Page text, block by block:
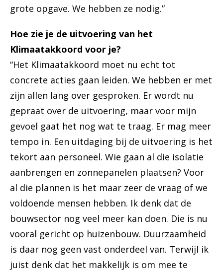
grote opgave. We hebben ze nodig.”
Hoe zie je de uitvoering van het
Klimaatakkoord voor je?
“Het Klimaatakkoord moet nu echt tot
concrete acties gaan leiden. We hebben er met
zijn allen lang over gesproken. Er wordt nu
gepraat over de uitvoering, maar voor mijn
gevoel gaat het nog wat te traag. Er mag meer
tempo in. Een uitdaging bij de uitvoering is het
tekort aan personeel. Wie gaan al die isolatie
aanbrengen en zonnepanelen plaatsen? Voor
al die plannen is het maar zeer de vraag of we
voldoende mensen hebben. Ik denk dat de
bouwsector nog veel meer kan doen. Die is nu
vooral gericht op huizenbouw. Duurzaamheid
is daar nog geen vast onderdeel van. Terwijl ik
juist denk dat het makkelijk is om mee te